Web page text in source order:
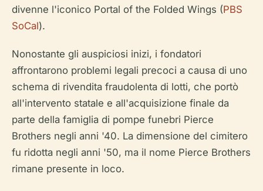
divenne l'iconico Portal of the Folded Wings (PBS
SoCal).
Nonostante gli auspiciosi inizi, i fondatori
affrontarono problemi legali precoci a causa di uno
schema di rivendita fraudolenta di lotti, che portò
all'intervento statale e all'acquisizione finale da
parte della famiglia di pompe funebri Pierce
Brothers negli anni '40. La dimensione del cimitero
fu ridotta negli anni '50, ma il nome Pierce Brothers
rimane presente in loco.